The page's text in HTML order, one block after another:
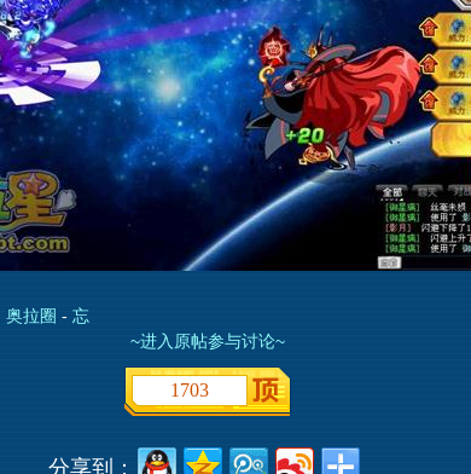
奥拉圈 - 忘
~进入原帖参与讨论~
1703
分享到：